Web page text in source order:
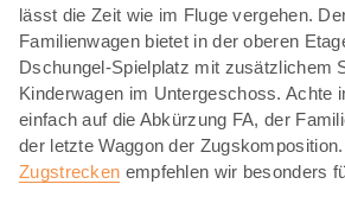
lässt die Zeit wie im Fluge vergehen.
Familienwagen bietet in der oberen
Dschungel-Spielplatz mit zusätzlichem
Kinderwagen im Untergeschoss. Achte
einfach auf die Abkürzung FA, der
der letzte Waggon der
Zugstrecken empfehlen wir besonders